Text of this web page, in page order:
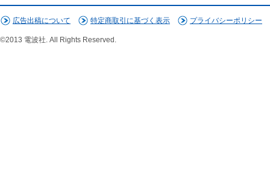
広告出稿について 特定商取引に基づく表示 プライバシーポリシー
©2013 電波社. All Rights Reserved.